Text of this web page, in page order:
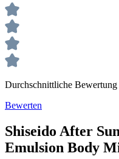
Durchschnittliche
Bewerten
Shiseido After Sun
Emulsion Body